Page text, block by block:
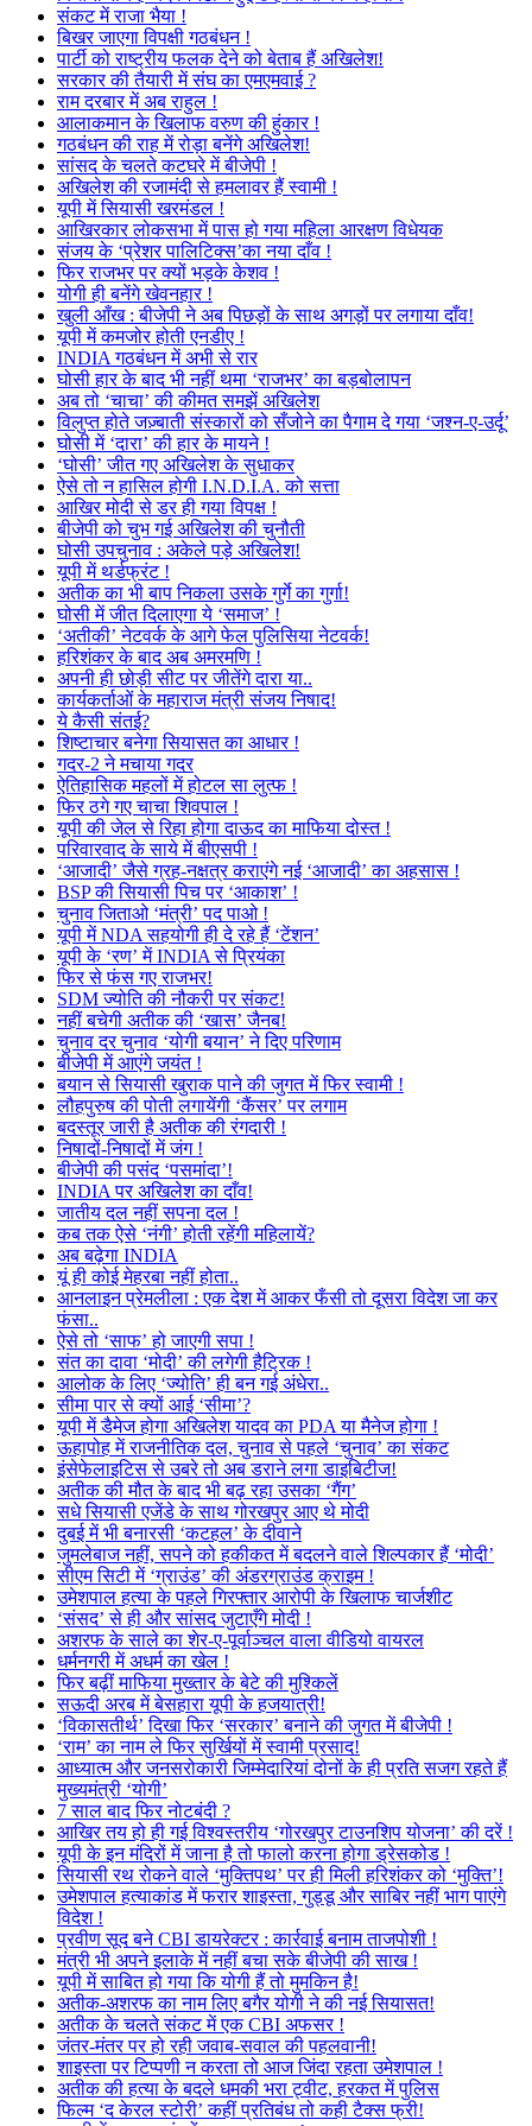
संकट में राजा भैया !
बिखर जाएगा विपक्षी गठबंधन !
पार्टी को राष्ट्रीय फलक देने को बेताब हैं अखिलेश!
सरकार की तैयारी में संघ का एमएमवाई ?
राम दरबार में अब राहुल !
आलाकमान के खिलाफ वरुण की हुंकार !
गठबंधन की राह में रोड़ा बनेंगे अखिलेश!
सांसद के चलते कटघरे में बीजेपी !
अखिलेश की रजामंदी से हमलावर हैं स्वामी !
यूपी में सियासी खरमंडल !
आखिरकार लोकसभा में पास हो गया महिला आरक्षण विधेयक
संजय के ‘प्रेशर पालिटिक्स’का नया दाँव !
फिर राजभर पर क्यों भड़के केशव !
योगी ही बनेंगे खेवनहार !
खुली आँख : बीजेपी ने अब पिछड़ों के साथ अगड़ों पर लगाया दाँव!
यूपी में कमजोर होती एनडीए !
INDIA गठबंधन में अभी से रार
घोसी हार के बाद भी नहीं थमा ‘राजभर’ का बड़बोलापन
अब तो ‘चाचा’ की कीमत समझें अखिलेश
विलुप्त होते जज़्बाती संस्कारों को सँजोने का पैगाम दे गया ‘जश्न-ए-उर्दू’
घोसी में ‘दारा’ की हार के मायने !
‘घोसी’ जीत गए अखिलेश के सुधाकर
ऐसे तो न हासिल होगी I.N.D.I.A. को सत्ता
आखिर मोदी से डर ही गया विपक्ष !
बीजेपी को चुभ गई अखिलेश की चुनौती
घोसी उपचुनाव : अकेले पड़े अखिलेश!
यूपी में थर्डफ्रंट !
अतीक का भी बाप निकला उसके गुर्गे का गुर्गा!
घोसी में जीत दिलाएगा ये ‘समाज’ !
‘अतीकी’ नेटवर्क के आगे फेल पुलिसिया नेटवर्क!
हरिशंकर के बाद अब अमरमणि !
अपनी ही छोड़ी सीट पर जीतेंगे दारा या..
कार्यकर्ताओं के महाराज मंत्री संजय निषाद!
ये कैसी संतई?
शिष्टाचार बनेगा सियासत का आधार !
गदर-2 ने मचाया गदर
ऐतिहासिक महलों में होटल सा लुत्फ !
फिर ठगे गए चाचा शिवपाल !
यूपी की जेल से रिहा होगा दाऊद का माफिया दोस्त !
परिवारवाद के साये में बीएसपी !
‘आजादी’ जैसे ग्रह-नक्षत्र कराएंगे नई ‘आजादी’ का अहसास !
BSP की सियासी पिच पर ‘आकाश’ !
चुनाव जिताओ ‘मंत्री’ पद पाओ !
यूपी में NDA सहयोगी ही दे रहे हैं ‘टेंशन’
यूपी के ‘रण’ में INDIA से प्रियंका
फिर से फंस गए राजभर!
SDM ज्योति की नौकरी पर संकट!
नहीं बचेगी अतीक की ‘खास’ जैनब!
चुनाव दर चुनाव ‘योगी बयान’ ने दिए परिणाम
बीजेपी में आएंगे जयंत !
बयान से सियासी खुराक पाने की जुगत में फिर स्वामी !
लौहपुरुष की पोती लगायेंगी ‘कैंसर’ पर लगाम
बदस्तूर जारी है अतीक की रंगदारी !
निषादों-निषादों में जंग !
बीजेपी की पसंद ‘पसमांदा’!
INDIA पर अखिलेश का दाँव!
जातीय दल नहीं सपना दल !
कब तक ऐसे ‘नंगी’ होती रहेंगी महिलायें?
अब बढ़ेगा INDIA
यूं ही कोई मेहरबा नहीं होता..
आनलाइन प्रेमलीला : एक देश में आकर फँसी तो दूसरा विदेश जा कर
फंसा..
ऐसे तो ‘साफ’ हो जाएगी सपा !
संत का दावा ‘मोदी’ की लगेगी हैट्रिक !
आलोक के लिए ‘ज्योति’ ही बन गई अंधेरा..
सीमा पार से क्यों आई ‘सीमा’?
यूपी में डैमेज होगा अखिलेश यादव का PDA या मैनेज होगा !
ऊहापोह में राजनीतिक दल, चुनाव से पहले ‘चुनाव’ का संकट
इंसेफेलाइटिस से उबरे तो अब डराने लगा डाइबिटीज!
अतीक की मौत के बाद भी बढ़ रहा उसका ‘गैंग’
सधे सियासी एजेंडे के साथ गोरखपुर आए थे मोदी
दुबई में भी बनारसी ‘कटहल’ के दीवाने
जुमलेबाज नहीं, सपने को हकीकत में बदलने वाले शिल्पकार हैं ‘मोदी’
सीएम सिटी में ‘ग्राउंड’ की अंडरग्राउंड क्राइम !
उमेशपाल हत्या के पहले गिरफ्तार आरोपी के खिलाफ चार्जशीट
‘संसद’ से ही और सांसद जुटाएँगे मोदी !
अशरफ के साले का शेर-ए-पूर्वाञ्चल वाला वीडियो वायरल
धर्मनगरी में अधर्म का खेल !
फिर बढ़ीं माफिया मुख्तार के बेटे की मुश्किलें
सऊदी अरब में बेसहारा यूपी के हजयात्री!
‘विकासतीर्थ’ दिखा फिर ‘सरकार’ बनाने की जुगत में बीजेपी !
‘राम’ का नाम ले फिर सुर्खियों में स्वामी प्रसाद!
आध्यात्म और जनसरोकारी जिम्मेदारियां दोनों के ही प्रति सजग रहते हैं
मुख्यमंत्री ‘योगी’
7 साल बाद फिर नोटबंदी ?
आखिर तय हो ही गई विश्वस्तरीय ‘गोरखपुर टाउनशिप योजना’ की दरें !
यूपी के इन मंदिरों में जाना है तो फालो करना होगा ड्रेसकोड !
सियासी रथ रोकने वाले ‘मुक्तिपथ’ पर ही मिली हरिशंकर को ‘मुक्ति’!
उमेशपाल हत्याकांड में फरार शाइस्ता, गुड्डू और साबिर नहीं भाग पाएंगे
विदेश !
प्रवीण सूद बने CBI डायरेक्टर : कार्रवाई बनाम ताजपोशी !
मंत्री भी अपने इलाके में नहीं बचा सके बीजेपी की साख !
यूपी में साबित हो गया कि योगी हैं तो मुमकिन है!
अतीक-अशरफ का नाम लिए बगैर योगी ने की नई सियासत!
अतीक के चलते संकट में एक CBI अफसर !
जंतर-मंतर पर हो रही जवाब-सवाल की पहलवानी!
शाइस्ता पर टिप्पणी न करता तो आज जिंदा रहता उमेशपाल !
अतीक की हत्या के बदले धमकी भरा ट्वीट, हरकत में पुलिस
फिल्म ‘द केरल स्टोरी’ कहीं प्रतिबंध तो कही टैक्स फ्री!